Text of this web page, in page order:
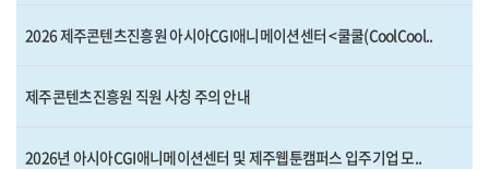
2026 제주콘텐츠진흥원 아시아CGI애니메이션센터 <쿨쿨(CoolCool..
제주콘텐츠진흥원 직원 사칭 주의 안내
2026년 아시아CGI애니메이션센터 및 제주웹툰캠퍼스 입주기업 모..